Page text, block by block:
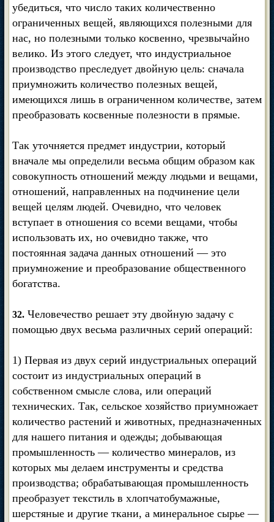
убедиться, что число таких количественно
ограниченных вещей, являющихся полезными для
нас, но полезными только косвенно, чрезвычайно
велико. Из этого следует, что индустриальное
производство преследует двойную цель: сначала
приумножить количество полезных вещей,
имеющихся лишь в ограниченном количестве, затем
преобразовать косвенные полезности в прямые.
Так уточняется предмет индустрии, который
вначале мы определили весьма общим образом как
совокупность отношений между людьми и вещами,
отношений, направленных на подчинение цели
вещей целям людей. Очевидно, что человек
вступает в отношения со всеми вещами, чтобы
использовать их, но очевидно также, что
постоянная задача данных отношений — это
приумножение и преобразование общественного
богатства.
32. Человечество решает эту двойную задачу с
помощью двух весьма различных серий операций:
1) Первая из двух серий индустриальных операций
состоит из индустриальных операций в
собственном смысле слова, или операций
технических. Так, сельское хозяйство приумножает
количество растений и животных, предназначенных
для нашего питания и одежды; добывающая
промышленность — количество минералов, из
которых мы делаем инструменты и средства
производства; обрабатывающая промышленность
преобразует текстиль в хлопчатобумажные,
шерстяные и другие ткани, а минеральное сырье —